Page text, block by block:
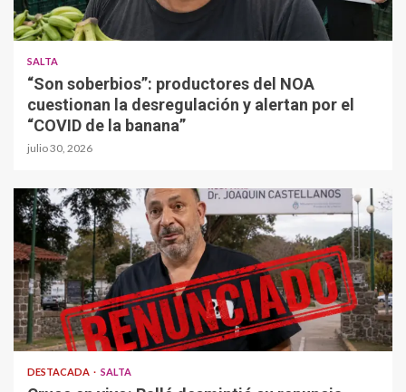
SALTA
“Son soberbios”: productores del NOA
cuestionan la desregulación y alertan por el
“COVID de la banana”
julio 30, 2026
DESTACADA SALTA